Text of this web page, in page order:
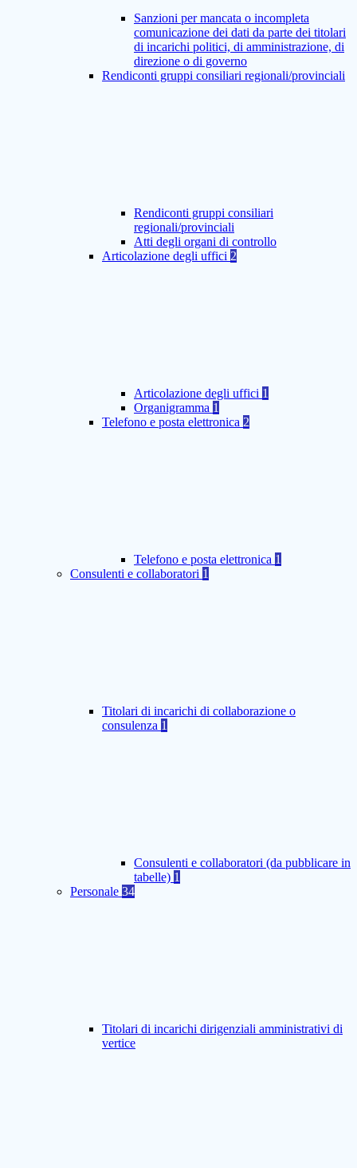
Sanzioni per mancata o incompleta
comunicazione dei dati da parte dei titolari
di incarichi politici, di amministrazione, di
direzione o di governo
Rendiconti gruppi consiliari regionali/provinciali
Rendiconti gruppi consiliari
regionali/provinciali
Atti degli organi di controllo
Articolazione degli uffici 2
Articolazione degli uffici 1
Organigramma 1
Telefono e posta elettronica 2
Telefono e posta elettronica 1
Consulenti e collaboratori 1
Titolari di incarichi di collaborazione o
consulenza 1
Consulenti e collaboratori (da pubblicare in
tabelle) 1
Personale 34
Titolari di incarichi dirigenziali amministrativi di
vertice